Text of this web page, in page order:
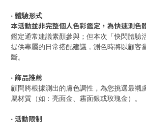
‧ 體驗形式
本活動並非完整個人色彩鑑定，為快速測色
鑑定通常建議素顏參與；但本次「快閃體驗
提供專屬的日常搭配建議，測色時將以顧客
斷。
‧ 飾品推薦
顧問將根據測出的膚色調性，為您挑選最襯
屬材質（如：亮面金、霧面銀或玫瑰金）。
‧ 活動限制